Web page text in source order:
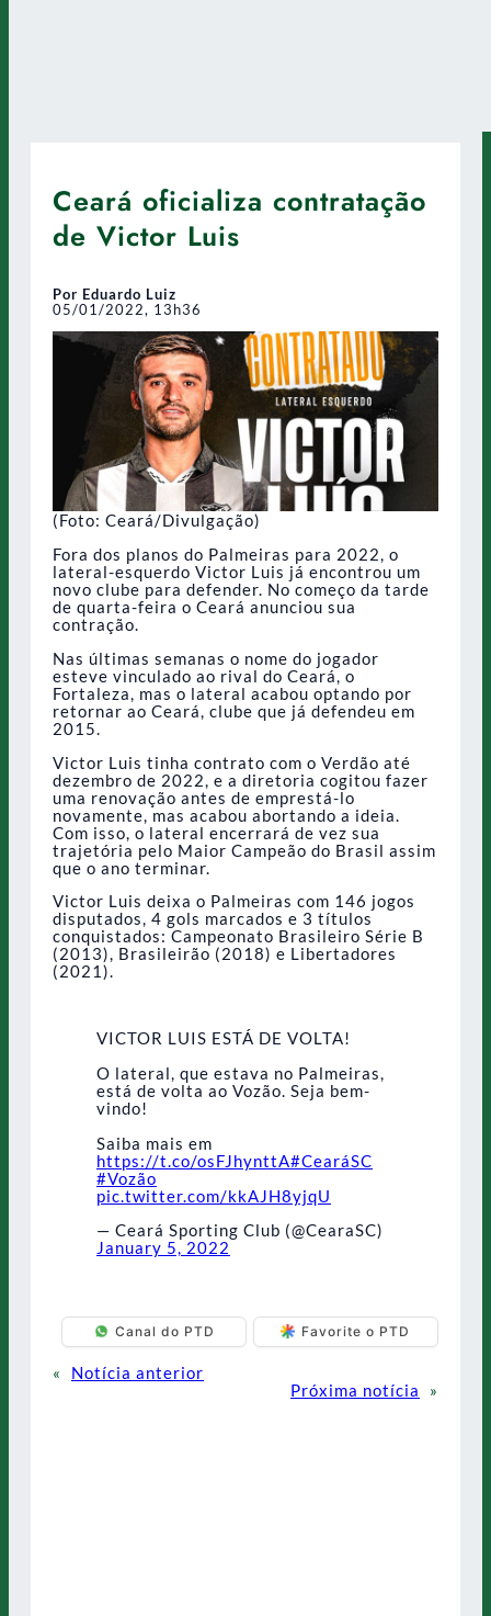
Ceará oficializa contratação
de Victor Luis
Por Eduardo Luiz
05/01/2022, 13h36
(Foto: Ceará/Divulgação)
Fora dos planos do Palmeiras para 2022, o
lateral-esquerdo Victor Luis já encontrou um
novo clube para defender. No começo da tarde
de quarta-feira o Ceará anunciou sua
contração.
Nas últimas semanas o nome do jogador
esteve vinculado ao rival do Ceará, o
Fortaleza, mas o lateral acabou optando por
retornar ao Ceará, clube que já defendeu em
2015.
Victor Luis tinha contrato com o Verdão até
dezembro de 2022, e a diretoria cogitou fazer
uma renovação antes de emprestá-lo
novamente, mas acabou abortando a ideia.
Com isso, o lateral encerrará de vez sua
trajetória pelo Maior Campeão do Brasil assim
que o ano terminar.
Victor Luis deixa o Palmeiras com 146 jogos
disputados, 4 gols marcados e 3 títulos
conquistados: Campeonato Brasileiro Série B
(2013), Brasileirão (2018) e Libertadores
(2021).
VICTOR LUIS ESTÁ DE VOLTA!
O lateral, que estava no Palmeiras,
está de volta ao Vozão. Seja bem-
vindo!
Saiba mais em
https://t.co/osFJhynttA#CearáSC
#Vozão
pic.twitter.com/kkAJH8yjqU
— Ceará Sporting Club (@CearaSC)
January 5, 2022
Canal do PTD Favorite o PTD
«
Notícia anterior
Próxima notícia
»